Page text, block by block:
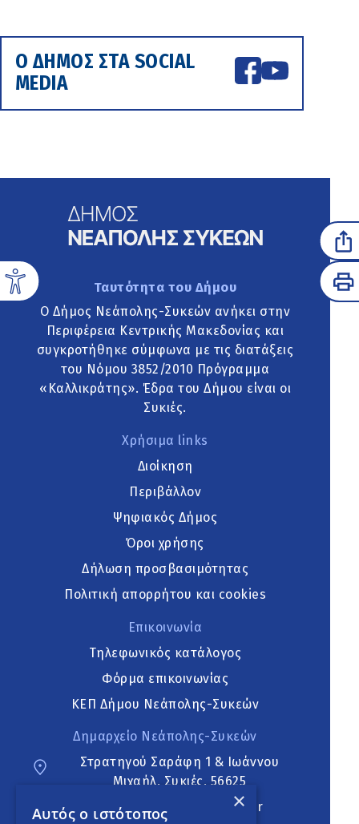
Ο ΔΗΜΟΣ ΣΤΑ SOCIAL
MEDIA
Ταυτότητα του Δήμου
Ο Δήμος Νεάπολης-Συκεών ανήκει στην
Περιφέρεια Κεντρικής Μακεδονίας και
συγκροτήθηκε σύμφωνα με τις διατάξεις
του Νόμου 3852/2010 Πρόγραμμα
«Καλλικράτης». Έδρα του Δήμου είναι οι
Συκιές.
Χρήσιμα links
Διοίκηση
Περιβάλλον
Ψηφιακός Δήμος
Όροι χρήσης
Δήλωση προσβασιμότητας
Πολιτική απορρήτου και cookies
Επικοινωνία
Τηλεφωνικός κατάλογος
Φόρμα επικοινωνίας
ΚΕΠ Δήμου Νεάπολης-Συκεών
Δημαρχείο Νεάπολης-Συκεών
Στρατηγού Σαράφη 1 & Ιωάννου
Μιχαήλ, Συκιές, 56625
neapoli.sykies@ddt.gov.gr
×
Αυτός ο ιστότοπος